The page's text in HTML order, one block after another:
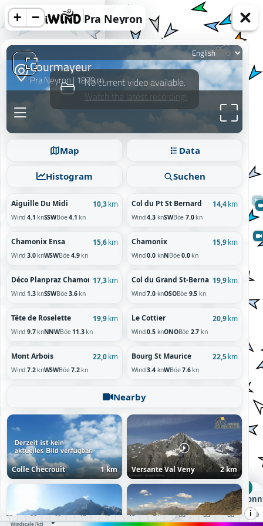
SA 18:00 UTC
Samstag, 08.08.26
03 0405060708091011121314151617181920212223 0001020304050607 08 09
Windscale [kt] 10
20
30
50
60+
information.
+ − Pra Neyron
Map Data
Histogram Suchen
Aiguille Du Midi 10,3 km
Wind 4.1 knSSWBöe4.1 kn
Col du Pt St Bernard 14,4km
Wind4.3knSWBöe 7.0kn
Chamonix Ensa 15,6 km
Wind 3.0knWSWBöe4.9kn
Chamonix 15,9km
Wind0.0knNBöe0.0kn
Déco Planpraz Chamonix 1958m
17,3 km
Wind 1.3knSSWBöe3.6kn
Col du Grand St-Bernard19,9km
Wind7.0knOSOBöe 9.5 kn
Tête de Roselette 19,9 km
Wind 9.7knNNWBöe11.3kn
Le Cottier 20,9km
Wind0.5knONOBöe 2.7 kn
Mont Arbois 22,0 km
Wind 7.2knWSWBöe7.2kn
Bourg St Maurice 22,5km
Wind3.4knWBöe7.6kn
Nearby
Colle Checrouit 1 km Versante Val Veny 2 km
i